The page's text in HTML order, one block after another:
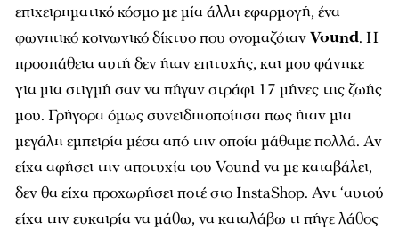
επιχειρηματικό κόσμο με μία άλλη εφαρμογή, ένα
φωνητικό κοινωνικό δίκτυο που ονομαζότανVound. Η
προσπάθεια αυτή δεν ήταν επιτυχής, και μου φάνηκε
για μια στιγμή σαν να πήγαν στράφι 17 μήνες της ζωής
μου. Γρήγορα όμως συνειδητοποίησα πως ήταν μια
μεγάλη εμπειρία μέσα από την οποία μάθαμε πολλά. Αν
είχα αφήσει την αποτυχία του Vound να με καταβάλει,
δεν θα είχα προχωρήσει ποτέ στο InstaShop. Αντ ‘αυτού
είχα την ευκαιρία να μάθω, να καταλάβω τι πήγε λάθος